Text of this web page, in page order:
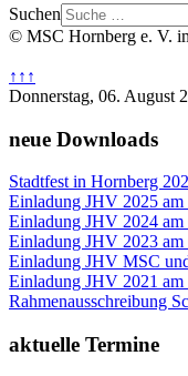
Suchen
© MSC Hornberg e. V.
↑↑↑
Donnerstag, 06. August
neue Downloads
Stadtfest in Hornberg
Einladung JHV 2025 am
Einladung JHV 2024 am
Einladung JHV 2023 am
Einladung JHV MSC
Einladung JHV 2021 am
Rahmenausschreibung
aktuelle Termine